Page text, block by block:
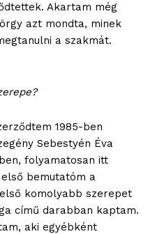
Akartam még
azt mondta, minek
a szakmát.
1985-ben
Sebestyén Éva
folyamatosan itt
bemutatóm a
komolyabb szerepet
című darabban kaptam.
aki egyébként